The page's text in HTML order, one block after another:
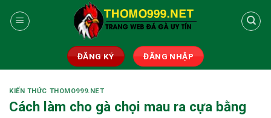
ĐĂNG KÝ ĐĂNG NHẬP
KIẾN THỨC THOMO999.NET
Cách làm cho gà chọi mau ra cựa bằng